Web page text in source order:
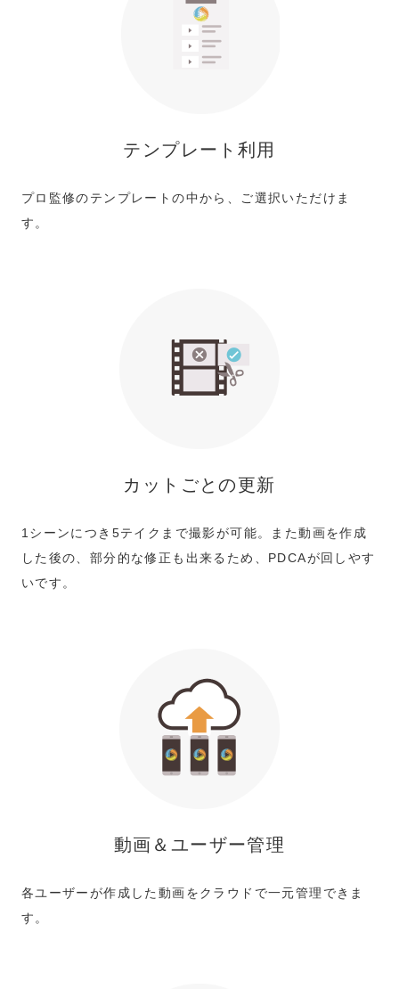
テンプレート利用
プロ監修のテンプレートの中から、ご選択いただけま
す。
カットごとの更新
1シーンにつき5テイクまで撮影が可能。また動画を作成
した後の、部分的な修正も出来るため、PDCAが回しやす
いです。
動画＆ユーザー管理
各ユーザーが作成した動画をクラウドで一元管理できま
す。